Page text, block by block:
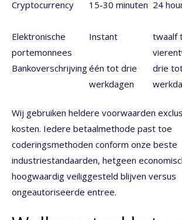
Cryptocurrency 15-30 minuten 24
Elektronische
portemonnees
Instant
twaalf
Bankoverschrijvingéén tot drie
werkdagen
drie
Wij gebruiken heldere voorwaarden
kosten. Iedere betaalmethode past toe
coderingsmethoden conform onze beste
industriestandaarden, hetgeen
hoogwaardig veiliggesteld blijven versus
ongeautoriseerde entree.